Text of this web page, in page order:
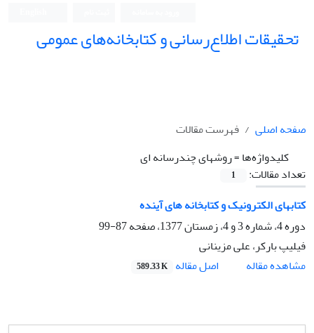
تحقیقات اطلاع‌رسانی و کتابخانه‌های عمومی
صفحه اصلی
فهرست مقالات
کلیدواژه‌ها =روشهای چندرسانه ای
تعداد مقالات:
1
کتابهای الکترونیک و کتابخانه های آینده
دوره 4، شماره 3 و 4، زمستان 1377، صفحه
87-99
فیلیپ بارکر، علی مزینانی
مشاهده مقاله
اصل مقاله 589.33 K